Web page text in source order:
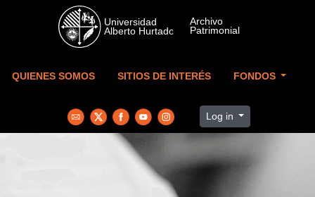
Skip to main content
QUIENES SOMOS SITIOS DE INTERÉS FONDOS
Log in